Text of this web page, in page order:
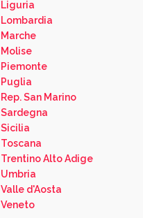
Liguria
Lombardia
Marche
Molise
Piemonte
Puglia
Rep. San Marino
Sardegna
Sicilia
Toscana
Trentino Alto Adige
Umbria
Valle d'Aosta
Veneto